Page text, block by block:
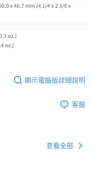
顯示電腦版詳細說明
客服
查看全部